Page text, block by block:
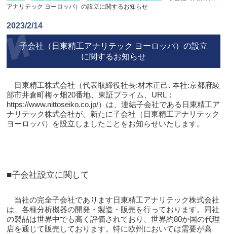
アナリテック ヨーロッパ）の設立に関するお知らせ
2023/2/14
子会社（日東精工アナリテック ヨーロッパ）の設立
に関するお知らせ
日東精工株式会社（代表取締役社長:材木正己､本社:京都府綾
部市井倉町梅ヶ畑20番地、東証プライム、URL：
https://www.nittoseiko.co.jp/）は、連結子会社である日東精工ア
ナリテック株式会社が、新たに子会社（日東精工アナリテック
ヨーロッパ）を設立しましたことをお知らせいたします。
■子会社設立に関して
当社の完全子会社であります日東精工アナリテック株式会社
は、各種分析機器の開発・製造・販売を行っております。同社
の製品は世界中でも高く評価されており、世界約80か国の代理
店を通じて販売しております。特に欧州においては需要が高